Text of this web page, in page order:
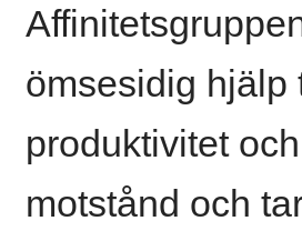
ömsesidig hjälp
produktivitet
motstånd och